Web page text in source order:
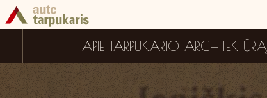
APIE TARPUKARIO ARCHITEKTŪRĄ